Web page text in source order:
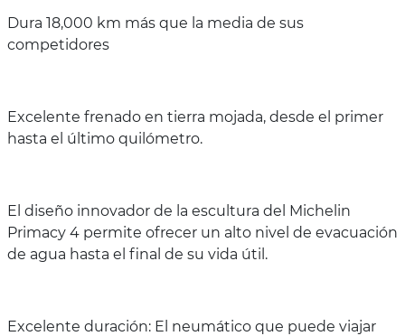
Dura 18,000 km más que la media de sus
competidores
Excelente frenado en tierra mojada, desde el primer
hasta el último quilómetro.
El diseño innovador de la escultura del Michelin
Primacy 4 permite ofrecer un alto nivel de evacuación
de agua hasta el final de su vida útil.
Excelente duración: El neumático que puede viajar